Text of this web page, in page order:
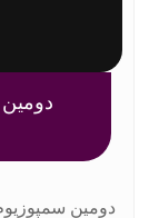
دومین